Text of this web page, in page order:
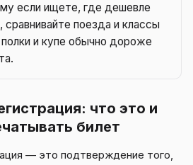
если ищете, где дешевле
поезда и классы
и купе обычно дороже
что это и
билет
— это подтверждение того,